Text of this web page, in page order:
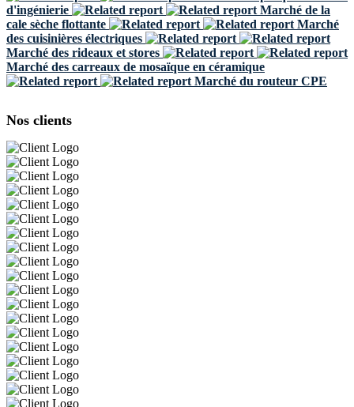
d'ingénierie
Marché de la
cale sèche flottante
Marché
des cuisinières électriques
Marché des rideaux et stores
Marché des carreaux de mosaïque en céramique
Marché du routeur CPE
Nos clients